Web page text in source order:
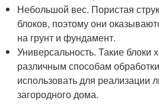
Небольшой вес. Пористая
блоков, поэтому они
на грунт и фундамент.
Универсальность. Такие блоки
различным способам
использовать для реализации
загородного дома.